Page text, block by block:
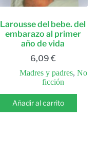
Larousse del bebe. del
embarazo al primer
año de vida
6,09 €
Madres y padres, No
ficción
Añadir al carrito